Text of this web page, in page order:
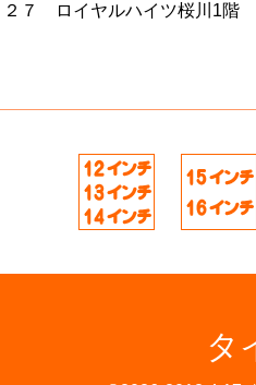
２７ ロイヤルハイツ桜川1階
タ